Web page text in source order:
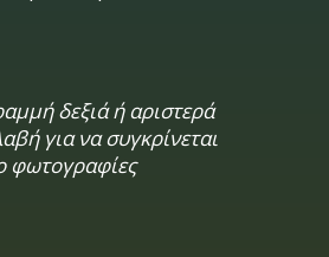
δεξιά ή αριστερά
για να συγκρίνεται
φωτογραφίες